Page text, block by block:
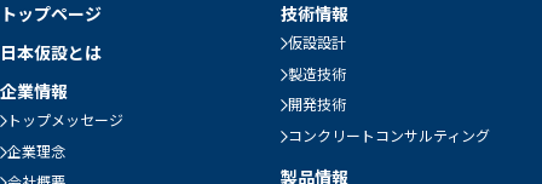
トップページ
日本仮設とは
企業情報
トップメッセージ
企業理念
技術情報
仮設設計
製造技術
開発技術
コンクリートコンサルティング
製品情報